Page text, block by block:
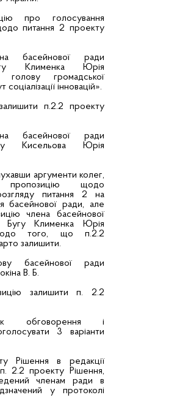
про голосування
питання 2 проекту
басейнової ради
Клименка Юрія
голову громадської
соціалізації інновацій».
п.2.2 проекту
басейнової ради
Кисельова Юрія
аргументи колег,
щодо
питання 2 на
басейнової ради, але
члена басейнової
Бугу Клименка Юрія
того, що п.2.2
залишити.
басейнової ради
В. Б.
залишити п. 2.2
обговорення і
3 варіанти
Рішення в редакції
2.2 проекту Рішення,
членам ради в
у протоколі